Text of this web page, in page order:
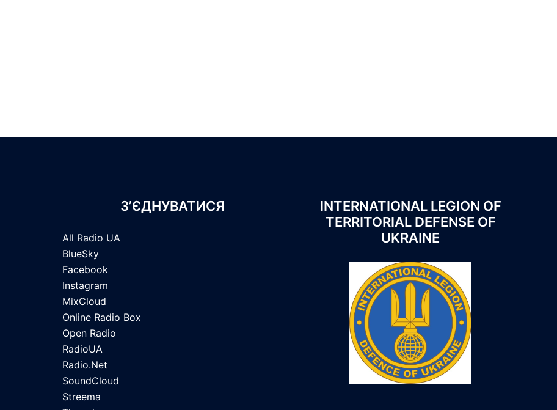
З’ЄДНУВАТИСЯ
All Radio UA
BlueSky
Facebook
Instagram
MixCloud
Online Radio Box
Open Radio
RadioUA
Radio.Net
SoundCloud
Streema
INTERNATIONAL LEGION OF
TERRITORIAL DEFENSE OF
UKRAINE